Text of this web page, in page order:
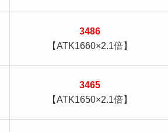
3486
【ATK1660×2.1倍】
3465
【ATK1650×2.1倍】